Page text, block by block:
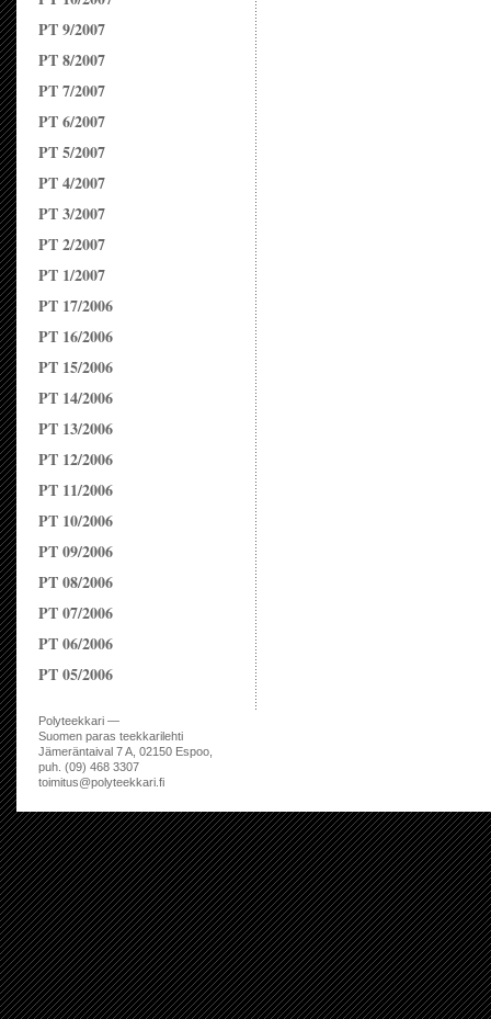
PT 9/2007
PT 8/2007
PT 7/2007
PT 6/2007
PT 5/2007
PT 4/2007
PT 3/2007
PT 2/2007
PT 1/2007
PT 17/2006
PT 16/2006
PT 15/2006
PT 14/2006
PT 13/2006
PT 12/2006
PT 11/2006
PT 10/2006
PT 09/2006
PT 08/2006
PT 07/2006
PT 06/2006
PT 05/2006
Polyteekkari —
Suomen paras teekkarilehti
Jämeräntaival 7 A, 02150 Espoo,
puh. (09) 468 3307
toimitus@polyteekkari.fi